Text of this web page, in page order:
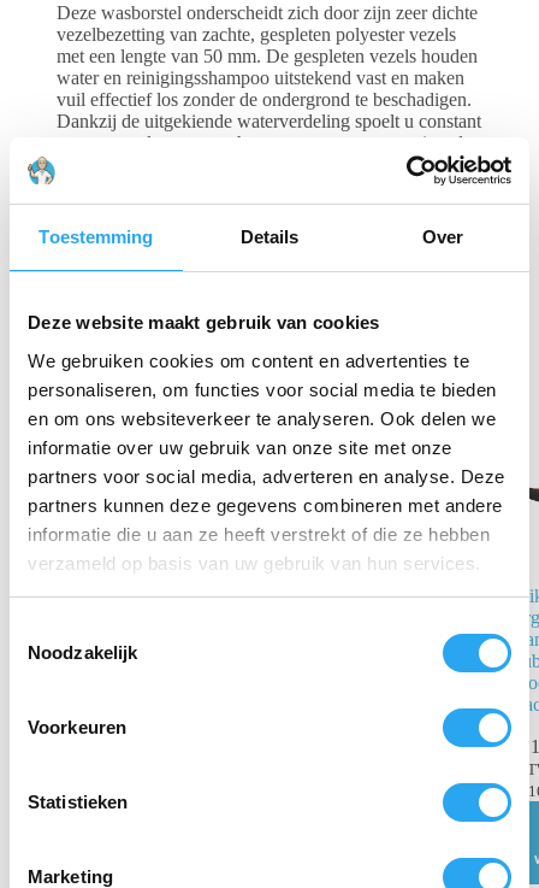
Toestemming Details Over
Deze website maakt gebruik van cookies
We gebruiken cookies om content en advertenties te
personaliseren, om functies voor social media te bieden
en om ons websiteverkeer te analyseren. Ook delen we
informatie over uw gebruik van onze site met onze
partners voor social media, adverteren en analyse. Deze
partners kunnen deze gegevens combineren met andere
informatie die u aan ze heeft verstrekt of die ze hebben
verzameld op basis van uw gebruik van hun services.
Noodzakelijk
Voorkeuren
Statistieken
Marketing
Deze wasborstel onderscheidt zich door zijn zeer dichte
vezelbezetting van zachte, gespleten polyester vezels
met een lengte van 50 mm. De gespleten vezels houden
water en reinigingsshampoo uitstekend vast en maken
vuil effectief los zonder de ondergrond te beschadigen.
Dankzij de uitgekiende waterverdeling spoelt u constant
met een egale stroom schoon water voor een optimaal
en streeploos resultaat. De borstel is geschikt voor
gebruik met watertemperaturen tot maximaal 50°C.
Daarnaast beschermt de zachte rubberen stootrand de
lak en carrosserie effectief tegen ongewenste krassen
tijdens het poetsen.
Gerelateerde producten
Vikan Transport